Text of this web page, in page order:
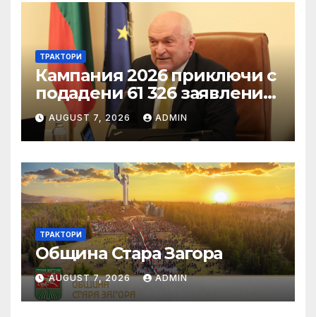
ТРАКТОРИ
Кампания 2026 приключи с
подадени 61 326 заявления
за подпомагане
AUGUST 7, 2026 ADMIN
ТРАКТОРИ
Община Стара Загора
AUGUST 7, 2026 ADMIN